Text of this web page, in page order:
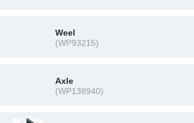
Weel
(WP93215)
Axle
(WP138940)